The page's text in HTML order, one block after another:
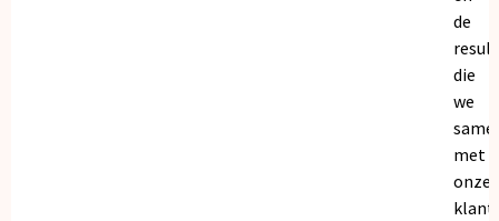
de
die
we
met
onze